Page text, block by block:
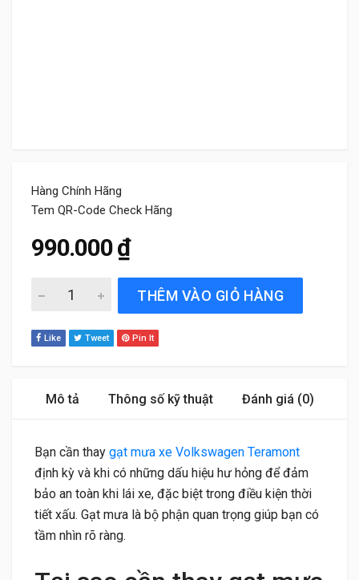
Hàng Chính Hãng
Tem QR-Code Check Hãng
990.000₫
Gạt Mưa Xe Volkswagen Teramont (2021 đến 2025)
THÊM VÀO GIỎ HÀNG
Like Tweet Pin It
Mô tả Thông số kỹ thuật Đánh giá (0)
Bạn cần thay gạt mưa xe Volkswagen Teramont
định kỳ và khi có những dấu hiệu hư hỏng để đảm
bảo an toàn khi lái xe, đặc biệt trong điều kiện thời
tiết xấu. Gạt mưa là bộ phận quan trọng giúp bạn có
tầm nhìn rõ ràng.